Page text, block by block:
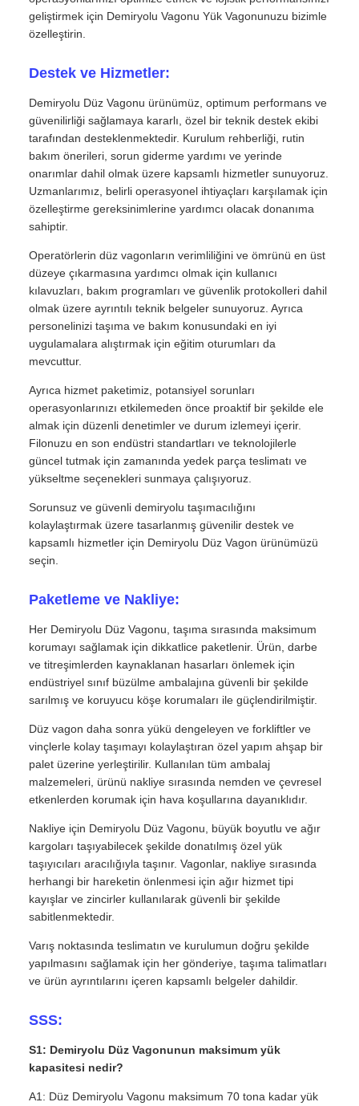
geliştirmek için Demiryolu Vagonu Yük Vagonunuzu bizimle
özelleştirin.
Destek ve Hizmetler:
Demiryolu Düz Vagonu ürünümüz, optimum performans ve
güvenilirliği sağlamaya kararlı, özel bir teknik destek ekibi
tarafından desteklenmektedir. Kurulum rehberliği, rutin
bakım önerileri, sorun giderme yardımı ve yerinde
onarımlar dahil olmak üzere kapsamlı hizmetler sunuyoruz.
Uzmanlarımız, belirli operasyonel ihtiyaçları karşılamak için
özelleştirme gereksinimlerine yardımcı olacak donanıma
sahiptir.
Operatörlerin düz vagonların verimliliğini ve ömrünü en üst
düzeye çıkarmasına yardımcı olmak için kullanıcı
kılavuzları, bakım programları ve güvenlik protokolleri dahil
olmak üzere ayrıntılı teknik belgeler sunuyoruz. Ayrıca
personelinizi taşıma ve bakım konusundaki en iyi
uygulamalara alıştırmak için eğitim oturumları da
mevcuttur.
Ayrıca hizmet paketimiz, potansiyel sorunları
operasyonlarınızı etkilemeden önce proaktif bir şekilde ele
almak için düzenli denetimler ve durum izlemeyi içerir.
Filonuzu en son endüstri standartları ve teknolojilerle
güncel tutmak için zamanında yedek parça teslimatı ve
yükseltme seçenekleri sunmaya çalışıyoruz.
Sorunsuz ve güvenli demiryolu taşımacılığını
kolaylaştırmak üzere tasarlanmış güvenilir destek ve
kapsamlı hizmetler için Demiryolu Düz Vagon ürünümüzü
seçin.
Paketleme ve Nakliye:
Her Demiryolu Düz Vagonu, taşıma sırasında maksimum
korumayı sağlamak için dikkatlice paketlenir. Ürün, darbe
ve titreşimlerden kaynaklanan hasarları önlemek için
endüstriyel sınıf büzülme ambalajına güvenli bir şekilde
sarılmış ve koruyucu köşe korumaları ile güçlendirilmiştir.
Düz vagon daha sonra yükü dengeleyen ve forkliftler ve
vinçlerle kolay taşımayı kolaylaştıran özel yapım ahşap bir
palet üzerine yerleştirilir. Kullanılan tüm ambalaj
malzemeleri, ürünü nakliye sırasında nemden ve çevresel
etkenlerden korumak için hava koşullarına dayanıklıdır.
Nakliye için Demiryolu Düz Vagonu, büyük boyutlu ve ağır
kargoları taşıyabilecek şekilde donatılmış özel yük
taşıyıcıları aracılığıyla taşınır. Vagonlar, nakliye sırasında
herhangi bir hareketin önlenmesi için ağır hizmet tipi
kayışlar ve zincirler kullanılarak güvenli bir şekilde
sabitlenmektedir.
Varış noktasında teslimatın ve kurulumun doğru şekilde
yapılmasını sağlamak için her gönderiye, taşıma talimatları
ve ürün ayrıntılarını içeren kapsamlı belgeler dahildir.
SSS:
S1: Demiryolu Düz Vagonunun maksimum yük
kapasitesi nedir?
A1: Düz Demiryolu Vagonu maksimum 70 tona kadar yük